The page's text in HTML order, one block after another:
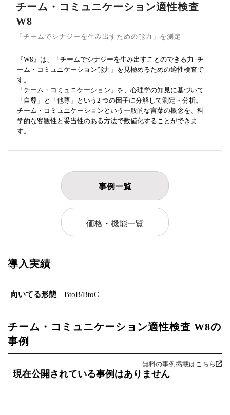
チーム・コミュニケーション適性検査
W8
「チームでシナジーを生み出すための能力」を測定
『W8』は、「チームでシナジーを生み出すことのできる力=チ
ーム・コミュニケーション能力」を見極めるための適性検査で
す。
「チーム・コミュニケーション」を、心理学の知見に基づいて
「自尊」と「他尊」という2 つの因子に分解して測定・分析。
チーム・コミュニケーションという一般的な言葉の概念を、科
学的な客観性と妥当性のある方法で数値化することができま
す。
事例一覧
価格・機能一覧
導入実績
向いてる形態 BtoB/BtoC
チーム・コミュニケーション適性検査 W8の
事例
無料の事例掲載はこちら
現在公開されている事例はありません